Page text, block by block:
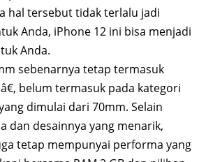
hal tersebut tidak terlalu jadi
Anda, iPhone 12 ini bisa menjadi
Anda.
sebenarnya tetap termasuk
belum termasuk pada kategori
dimulai dari 70mm. Selain
dan desainnya yang menarik,
tetap mempunyai performa yang